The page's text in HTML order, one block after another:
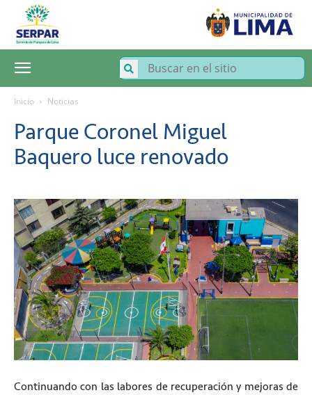
SERPAR
Servicio
de
Parques
Inicio Noticias
Parque Coronel Miguel
Baquero luce renovado
Continuando con las labores de recuperación y mejoras de